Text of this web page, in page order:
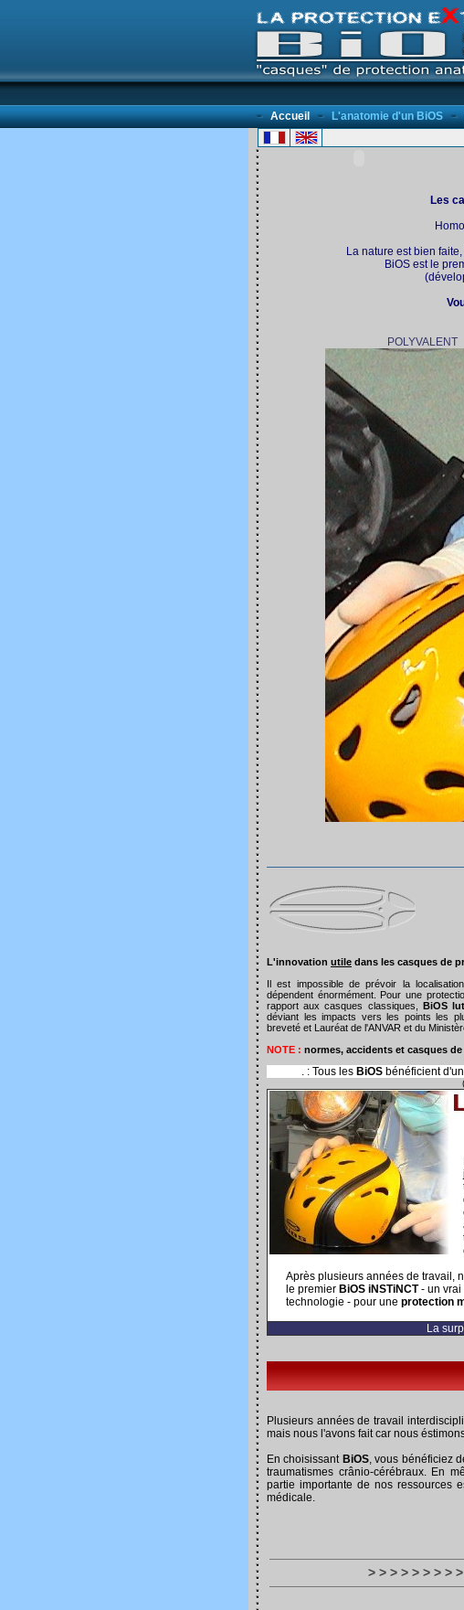
Accueil L'anatomie d'un BiOS
Les
La nature est bien
BiOS est le
L'innovation utile dans les casques de
Il est impossible de prévoir la
dépendent énormément. Pour une
rapport aux casques classiques, BiOS
déviant les impacts vers les points les
breveté et Lauréat de l'ANVAR et du
NOTE : normes, accidents et casques
. : Tous les BiOS bénéficient
Après plusieurs années de travail,
le premier BiOS iNSTiNCT- un vrai
technologie - pour une protection
La
Plusieurs années de travail
mais nous l'avons fait car nous
En choisissant BiOS, vous bénéficiez
traumatismes crânio-cérébraux. En
partie importante de nos ressources
médicale.
> > > > > > > >